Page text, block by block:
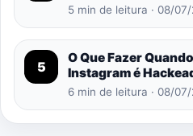
5 min de leitura · 08/
5
O Que Fazer
Instagram é
6 min de leitura · 08/